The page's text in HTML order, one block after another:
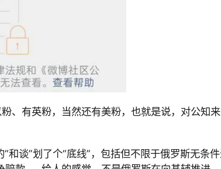
、有英粉，当然还有美粉，也就是说，对公知来
和谈”划了个“底线”，包括但不限于俄罗斯无条